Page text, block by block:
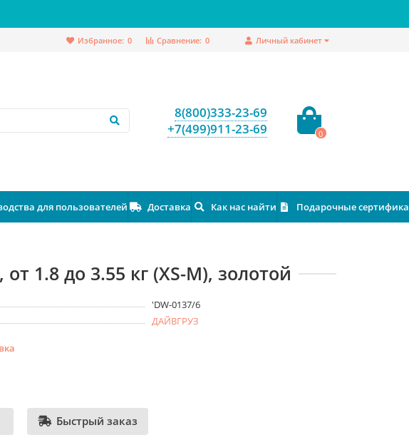
Личный кабинет
Сравнение: 0
Избранное: 0
8(800)333-23-69
+7(499)911-23-69
0
для пользователей Доставка Как нас найти Подарочные
1.8 до 3.55 кг (XS-M), золотой
'DW-0137/6
ДАЙВГРУЗ
Быстрый заказ